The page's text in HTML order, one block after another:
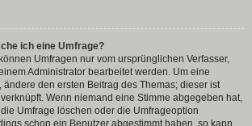
ich eine Umfrage?
Umfragen nur vom ursprünglichen Verfasser,
Administrator bearbeitet werden. Um eine
ändere den ersten Beitrag des Themas; dieser ist
Wenn niemand eine Stimme abgegeben hat,
Umfrage löschen oder die Umfrageoption
schon ein Benutzer abgestimmt haben, so kann